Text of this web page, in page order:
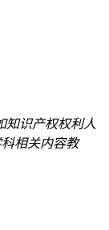
知识产权权利人
相关内容教